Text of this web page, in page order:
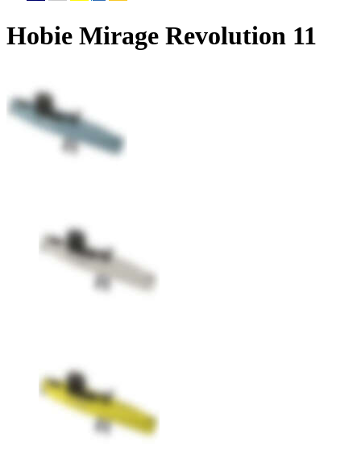
Hobie Mirage Revolution 11